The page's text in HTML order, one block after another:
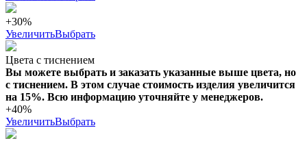
+30%
УвеличитьВыбрать
Цвета с тиснением
Вы можете выбрать и заказать указанные выше цвета, но
с тиснением. В этом случае стоимость изделия увеличится
на 15%. Всю информацию уточняйте у менеджеров.
+40%
УвеличитьВыбрать